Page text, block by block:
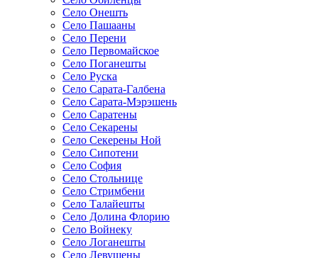
Село Онешть
Село Пашааны
Село Перени
Село Первомайское
Село Поганешты
Село Руска
Село Сарата-Галбена
Село Сарата-Мэрэшень
Село Саратены
Село Секарены
Село Секерены Ной
Село Сипотени
Село София
Село Стольнице
Село Стримбени
Село Талайешты
Село Долина Флорию
Село Войнеку
Село Логанешты
Село Левушены